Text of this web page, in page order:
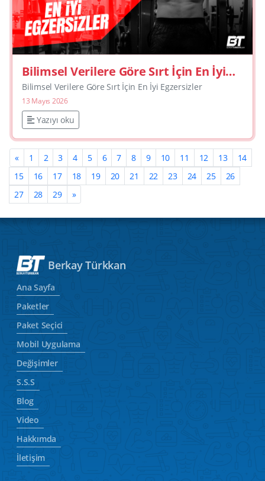
Bilimsel Verilere Göre Sırt İçin En İyi
Egzersizler
Bilimsel Verilere Göre Sırt İçin En İyi Egzersizler
13 Mayıs 2026
Yazıyı oku
« 1 2 3 4 5 6 7 8 9 10 11 12 13
14
15
16 17 18 19 20 21 22 23 24 25
26
27
28 29 »
Berkay Türkkan
Ana Sayfa
Paketler
Paket Seçici
Mobil Uygulama
Değişimler
S.S.S
Blog
Video
Hakkımda
İletişim